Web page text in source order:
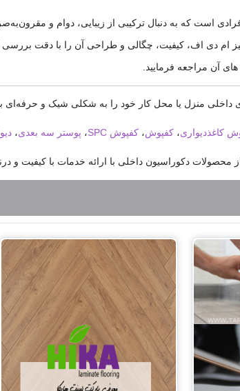
است که به دنبال ترکیبی از زیبایی، دوام و
ام دی اف، کیفیت، چگالی و طراحی آن را با دقت بررسی
های آن مراجعه فرمایید.
داخلی منزل یا محل کار خود را به شکلی شیک و حرفه‌ای
کاغذدیواری،کفپوش،کفپوش SPC ، پوستر سه بعدی،
محصولات دکوراسیون داخلی با ارائه خدمات با کیفیت و